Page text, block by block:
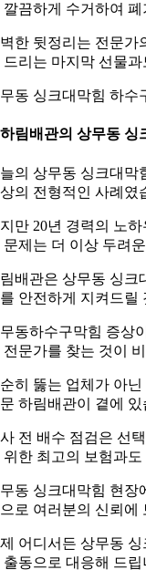
깔끔하게 수거하여
한 뒷정리는 전문가
드리는 마지막 선물과
동 싱크대막힘 하수
림배관의 상무동 싱
의 상무동 싱크대막
의 전형적인 사례였
만 20년 경력의 노
문제는 더 이상 두려
배관은 상무동 싱크
안전하게 지켜드릴
동하수구막힘 증상
전문가를 찾는 것이
히 뚫는 업체가 아
하림배관이 곁에 있
전 배수 점검은 선
위한 최고의 보험과도
동 싱크대막힘 현장
로 여러분의 신뢰에
어디서든 상무동
출동으로 대응해 드립